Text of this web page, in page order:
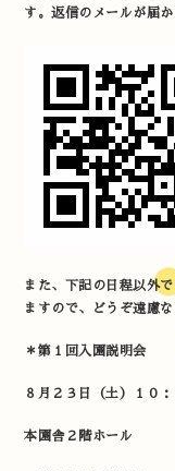
す。返信のメールが届
また、下記の日程以外
ますので、どうぞ遠慮
＊第１回入園説明会
８月２３日（土）１０
本園舎２階ホール